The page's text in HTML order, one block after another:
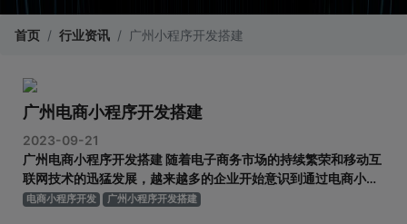
首页 行业资讯 广州小程序开发搭建
广州电商小程序开发搭建
2023-09-21
广州电商小程序开发搭建 随着电子商务市场的持续繁荣和移动互
联网技术的迅猛发展，越来越多的企业开始意识到通过电商小程
序来进行业务拓展的重要性。广州作为中国南方的经济中心和城
电商小程序开发 广州小程序开发搭建